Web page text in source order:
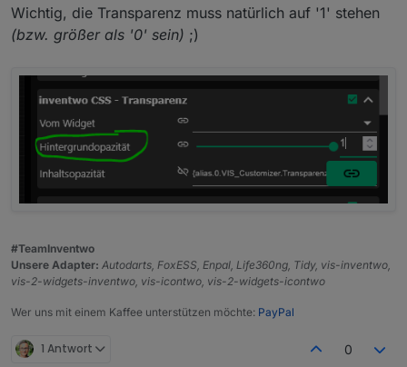
Wichtig, die Transparenz muss natürlich auf '1' stehen
(bzw. größer als '0' sein) ;)
#TeamInventwo
Unsere Adapter: Autodarts, FoxESS, Enpal, Life360ng, Tidy, vis-inventwo,
vis-2-widgets-inventwo, vis-icontwo, vis-2-widgets-icontwo
Wer uns mit einem Kaffee unterstützen möchte: PayPal
1 Antwort 0